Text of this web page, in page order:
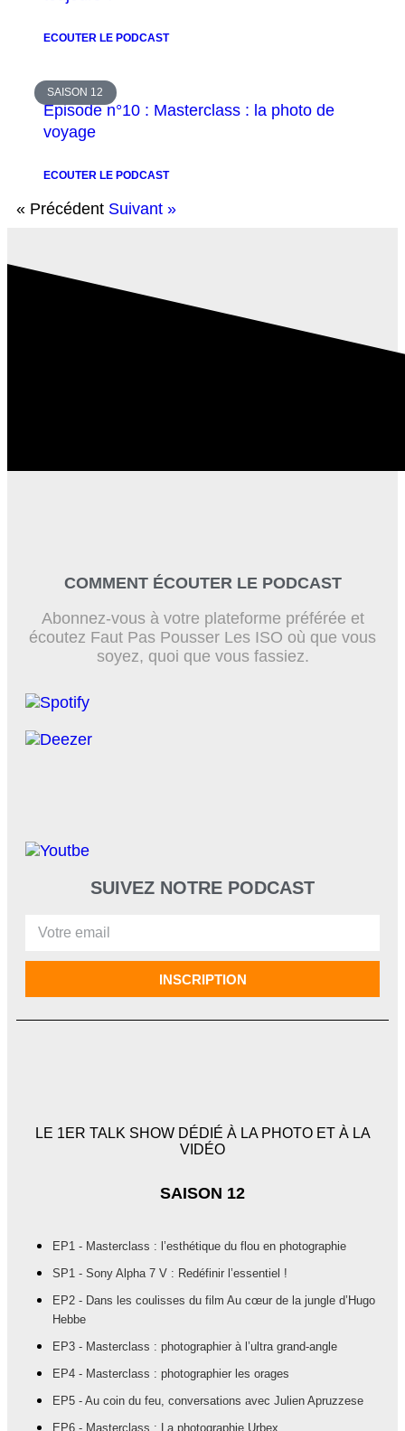
ECOUTER LE PODCAST
SAISON 12
Épisode n°10 : Masterclass : la photo de
voyage
ECOUTER LE PODCAST
« Précédent Suivant »
COMMENT ÉCOUTER LE PODCAST
Abonnez-vous à votre plateforme préférée et
écoutez Faut Pas Pousser Les ISO où que vous
soyez, quoi que vous fassiez.
SUIVEZ NOTRE PODCAST
INSCRIPTION
LE 1ER TALK SHOW DÉDIÉ À LA PHOTO ET À LA
VIDÉO
SAISON 12
EP1 - Masterclass : l’esthétique du flou en photographie
SP1 - Sony Alpha 7 V : Redéfinir l’essentiel !
EP2 - Dans les coulisses du film Au cœur de la jungle d’Hugo
Hebbe
EP3 - Masterclass : photographier à l’ultra grand-angle
EP4 - Masterclass : photographier les orages
EP5 - Au coin du feu, conversations avec Julien Apruzzese
EP6 - Masterclass : La photographie Urbex